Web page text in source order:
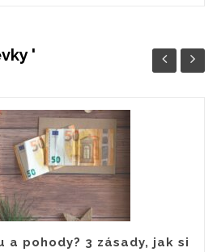
'
a pohody? 3 zásady, jak si